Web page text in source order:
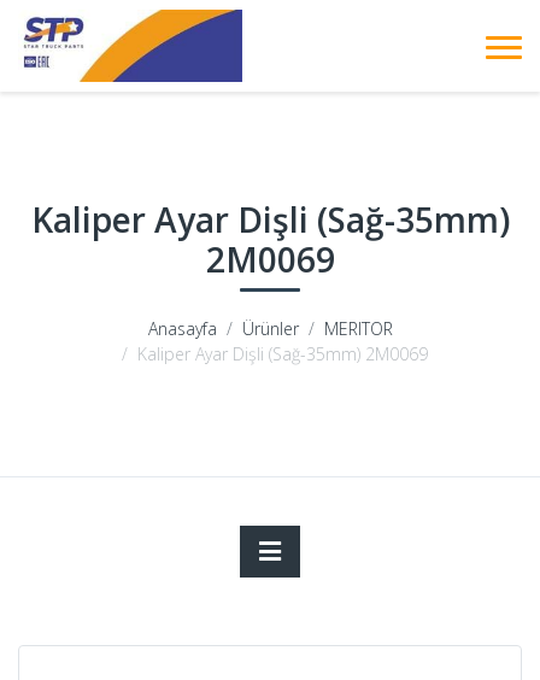
Kaliper Ayar Dişli (Sağ-35mm)
2M0069
Anasayfa Ürünler
MERITOR
Kaliper Ayar Dişli (Sağ-35mm) 2M0069